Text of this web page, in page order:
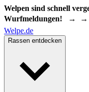
Welpen sind schnell
Wurfmeldungen! → →
Welpe.de
Rassen entdecken